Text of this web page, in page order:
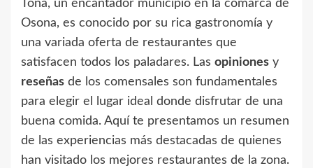
Tona, un encantador municipio en la comarca de
Osona, es conocido por su rica gastronomía y
una variada oferta de restaurantes que
satisfacen todos los paladares. Las opiniones y
reseñas de los comensales son fundamentales
para elegir el lugar ideal donde disfrutar de una
buena comida. Aquí te presentamos un resumen
de las experiencias más destacadas de quienes
han visitado los mejores restaurantes de la zona.